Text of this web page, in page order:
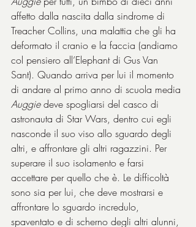
affetto dalla nascita dalla sindrome di
Treacher Collins, una malattia che gli ha
deformato il cranio e la faccia (andiamo
col pensiero all’Elephant di Gus Van
Sant). Quando arriva per lui il momento
di andare al primo anno di scuola media
Auggie deve spogliarsi del casco di
astronauta di Star Wars, dentro cui egli
nasconde il suo viso allo sguardo degli
altri, e affrontare gli altri ragazzini. Per
superare il suo isolamento e farsi
accettare per quello che è. Le difficoltà
sono sia per lui, che deve mostrarsi e
affrontare lo sguardo incredulo,
spaventato e di scherno degli altri alunni,